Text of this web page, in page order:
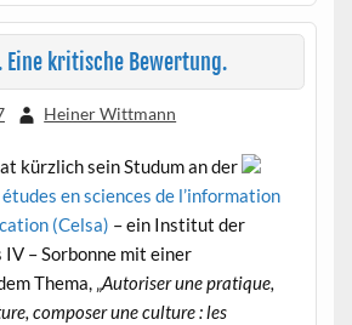
Eine kritische Bewertung.
Heiner Wittmann
kürzlich sein Studum an der
en sciences de l’information
(Celsa) – ein Institut der
– Sorbonne mit einer
Thema, „Autoriser une pratique,
composer une culture : les